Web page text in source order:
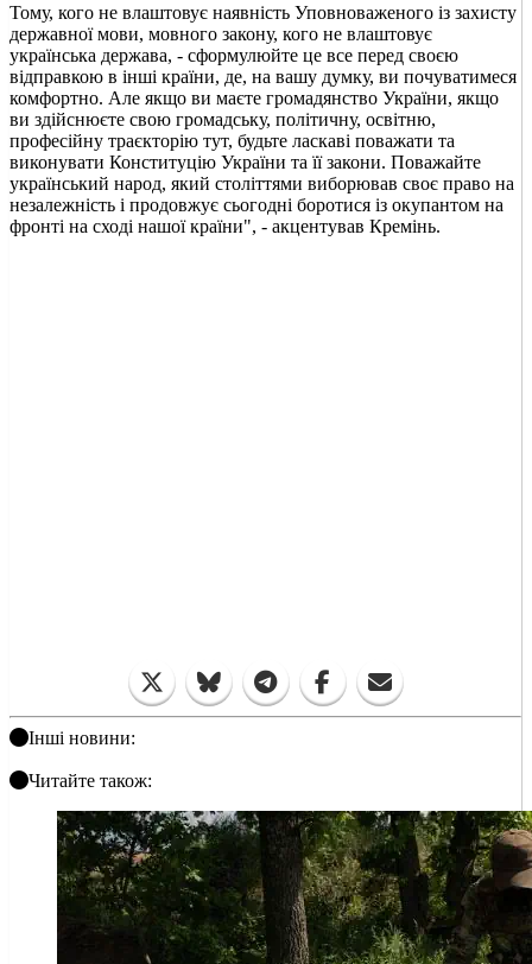
Тому, кого не влаштовує наявність Уповноваженого із захисту
державної мови, мовного закону, кого не влаштовує
українська держава, - сформулюйте це все перед своєю
відправкою в інші країни, де, на вашу думку, ви почуватимеся
комфортно. Але якщо ви маєте громадянство України, якщо
ви здійснюєте свою громадську, політичну, освітню,
професійну траєкторію тут, будьте ласкаві поважати та
виконувати Конституцію України та її закони. Поважайте
український народ, який століттями виборював своє право на
незалежність і продовжує сьогодні боротися із окупантом на
фронті на сході нашої країни", - акцентував Кремінь.
Інші новини:
Читайте також: